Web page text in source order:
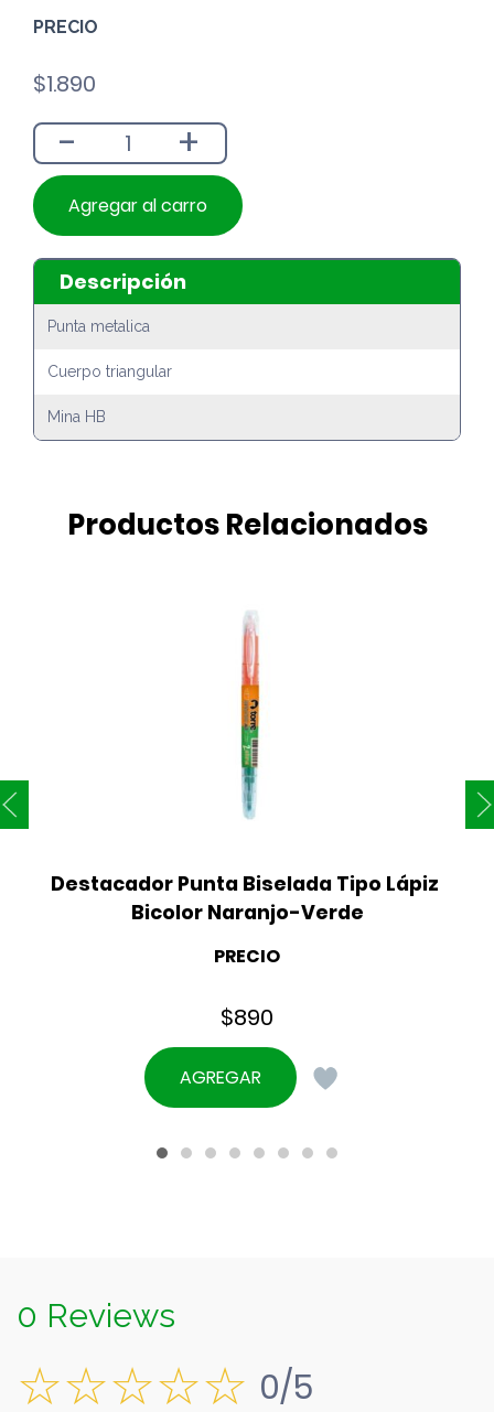
PRECIO
$1.890
- +
Agregar al carro
Descripción
Punta metalica
Cuerpo triangular
Mina HB
Productos Relacionados
Destacador Punta Biselada Tipo Lápiz
Bicolor Naranjo-Verde
PRECIO
$890
AGREGAR
0 Reviews
0/5